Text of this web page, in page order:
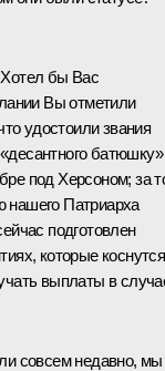
бы Вас
Вы отметили
удостоили звания
батюшку»
под Херсоном; за
нашего Патриарха
подготовлен
которые коснутся
выплаты в
совсем недавно, мы